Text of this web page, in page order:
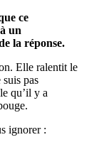
ce
un
la réponse.
Elle ralentit le
pas
qu’il y a
ignorer :